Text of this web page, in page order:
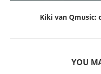
Kiki van Qmusic:
YOU